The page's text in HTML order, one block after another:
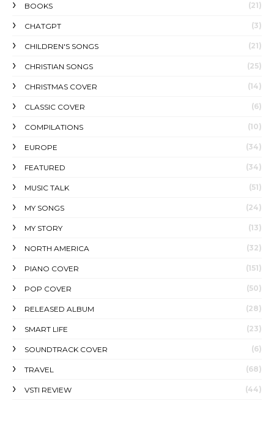
BOOKS (21)
CHATGPT (3)
CHILDREN'S SONGS (21)
CHRISTIAN SONGS (25)
CHRISTMAS COVER (14)
CLASSIC COVER (6)
COMPILATIONS (10)
EUROPE (34)
FEATURED (34)
MUSIC TALK (51)
MY SONGS (24)
MY STORY (13)
NORTH AMERICA (32)
PIANO COVER (151)
POP COVER (50)
RELEASED ALBUM (28)
SMART LIFE (23)
SOUNDTRACK COVER (6)
TRAVEL (68)
VSTI REVIEW (44)